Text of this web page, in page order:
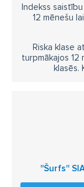
Indekss
12 mēnešu
Riska klase
turpmākajos 12
klasēs.
''Šurfs''